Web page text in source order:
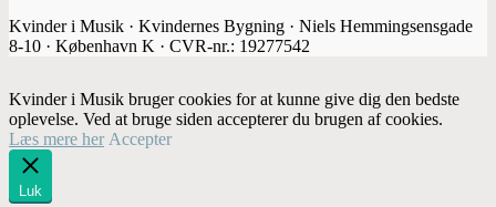
Kvinder i Musik · Kvindernes Bygning · Niels Hemmingsensgade
8-10 · København K · CVR-nr.: 19277542
Kvinder i Musik bruger cookies for at kunne give dig den bedste
oplevelse. Ved at bruge siden accepterer du brugen af cookies.
Læs mere her Accepter
Luk